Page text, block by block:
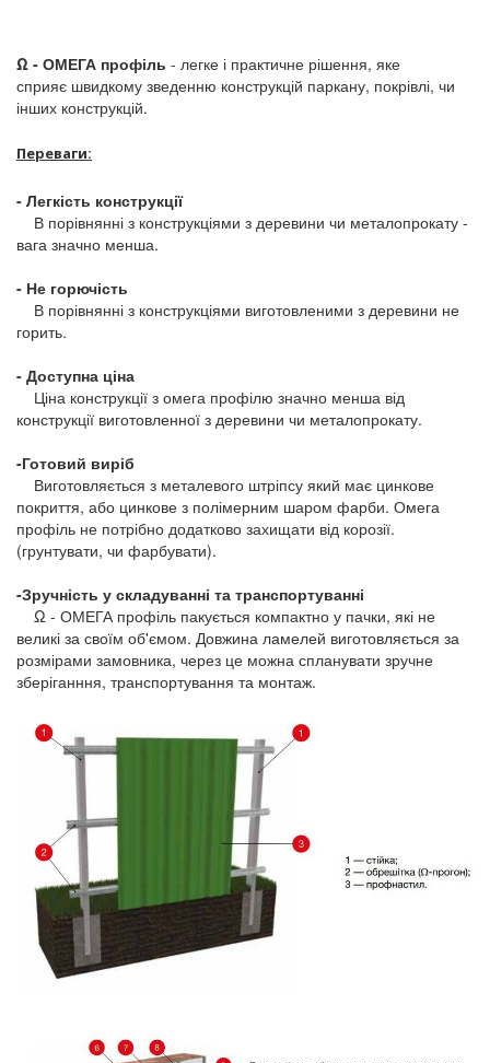
Ω - ОМЕГА профіль - легке і практичне рішення, яке
сприяє швидкому зведенню конструкцій паркану, покрівлі, чи
інших конструкцій.
Переваги:
- Легкість конструкції
В порівнянні з конструкціями з деревини чи металопрокату -
вага значно менша.
- Не горючість
В порівнянні з конструкціями виготовленими з деревини не
горить.
- Доступна ціна
Ціна конструкції з омега профілю значно менша від
конструкції виготовленної з деревини чи металопрокату.
-Готовий виріб
Виготовляється з металевого штріпсу який має цинкове
покриття, або цинкове з полімерним шаром фарби. Омега
профіль не потрібно додатково захищати від корозії.
(грунтувати, чи фарбувати).
-Зручність у складуванні та транспортуванні
Ω - ОМЕГА профіль пакується компактно у пачки, які не
великі за своїм об'ємом. Довжина ламелей виготовляється за
розмірами замовника, через це можна спланувати зручне
зберіганння, транспортування та монтаж.